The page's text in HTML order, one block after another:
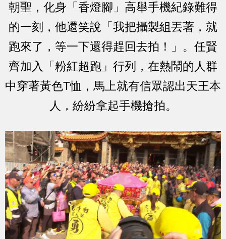
朝聖，化身「香燈腳」高舉手機紀錄難得
的一刻，他還笑說「我把攝製組丟著，就
跑來了，等一下還得趕回去拍！」。任賢
齊加入「粉紅超跑」行列，在熱鬧的人群
中穿著黃色T恤，馬上就有信眾認出天王本
人，紛紛拿起手機搶拍。